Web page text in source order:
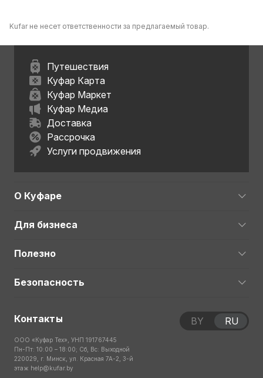
Kufar не несет ответственности за предлагаемый товар.
Путешествия
Куфар Карта
Куфар Маркет
Куфар Медиа
Доставка
Рассрочка
Услуги продвижения
О Куфаре
Для бизнеса
Полезно
Безопасность
Контакты
ООО «Куфар Тех», УНП 191767445
Пн-Пт: 10:00 – 18:00; Сб, Вс: Выходной
220029, г. Минск, ул. Красная 7А-2, 3-й
этаж help@kufar.by
BY RU